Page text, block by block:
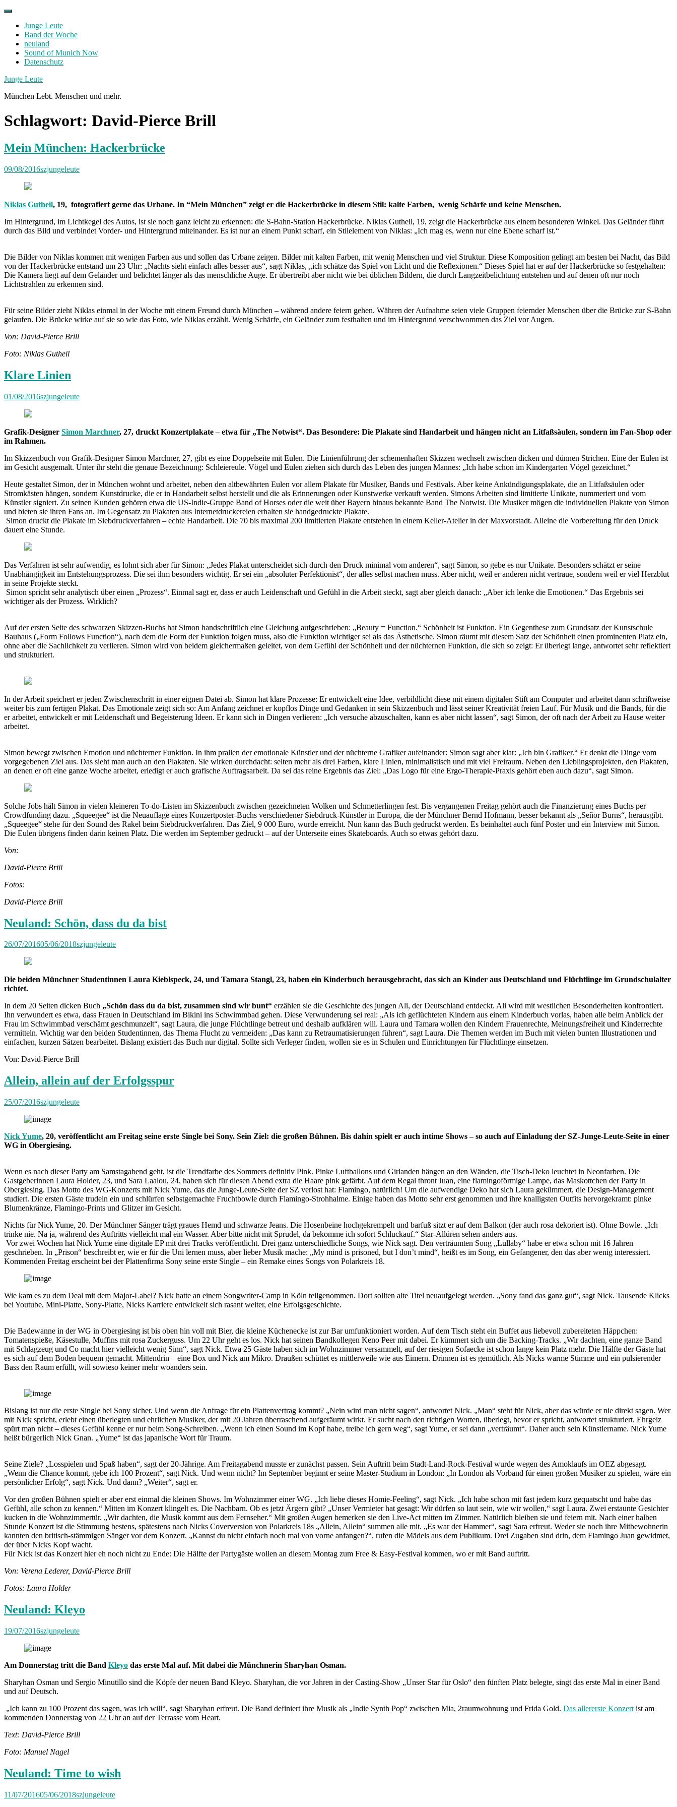
Skip
contentJunge Leute
Band der Woche
neuland
Sound of Munich Now
Datenschutz
Facebook
Twitter
Instagram
Junge Leute
München Lebt. Menschen und mehr.
Schlagwort: David-Pierce Brill
Mein München: Hackerbrücke
09/08/2016szjungeleute
Niklas Gutheil, 19, fotografiert gerne das Urbane. In “Mein München” zeigt er die Hackerbrücke in diesem Stil: kalte Farben, wenig Schärfe und keine Menschen.
Im Hintergrund, im Lichtkegel des Autos, ist sie noch ganz leicht zu erkennen: die S-Bahn-Station Hackerbrücke. Niklas Gutheil, 19, zeigt die Hackerbrücke aus einem besonderen Winkel. Das Geländer führt
durch das Bild und verbindet Vorder- und Hintergrund miteinander. Es ist nur an einem Punkt scharf, ein Stilelement von Niklas: „Ich mag es, wenn nur eine Ebene scharf ist.“
Die Bilder von Niklas kommen mit wenigen Farben aus und sollen das Urbane zeigen. Bilder mit kalten Farben, mit wenig Menschen und viel Struktur. Diese Komposition gelingt am besten bei Nacht, das Bild
von der Hackerbrücke entstand um 23 Uhr: „Nachts sieht einfach alles besser aus“, sagt Niklas, „ich schätze das Spiel von Licht und die Reflexionen.“ Dieses Spiel hat er auf der Hackerbrücke so festgehalten:
Die Kamera liegt auf dem Geländer und belichtet länger als das menschliche Auge. Er übertreibt aber nicht wie bei üblichen Bildern, die durch Langzeitbelichtung entstehen und auf denen oft nur noch
Lichtstrahlen zu erkennen sind.
Für seine Bilder zieht Niklas einmal in der Woche mit einem Freund durch München – während andere feiern gehen. Währen der Aufnahme seien viele Gruppen feiernder Menschen über die Brücke zur S-Bahn
gelaufen. Die Brücke wirke auf sie so wie das Foto, wie Niklas erzählt. Wenig Schärfe, ein Geländer zum festhalten und im Hintergrund verschwommen das Ziel vor Augen.
Von: David-Pierce Brill
Foto: Niklas Gutheil
Klare Linien
01/08/2016szjungeleute
Grafik-Designer Simon Marchner, 27, druckt Konzertplakate – etwa für „The Notwist“. Das Besondere: Die Plakate sind Handarbeit und hängen nicht an Litfaßsäulen, sondern im Fan-Shop oder
im Rahmen.
Im Skizzenbuch von Grafik-Designer Simon Marchner, 27, gibt es eine Doppelseite mit Eulen. Die Linienführung der schemenhaften Skizzen wechselt zwischen dicken und dünnen Strichen. Eine der Eulen ist
im Gesicht ausgemalt. Unter ihr steht die genaue Bezeichnung: Schleiereule. Vögel und Eulen ziehen sich durch das Leben des jungen Mannes: „Ich habe schon im Kindergarten Vögel gezeichnet.“
Heute gestaltet Simon, der in München wohnt und arbeitet, neben den altbewährten Eulen vor allem Plakate für Musiker, Bands und Festivals. Aber keine Ankündigungsplakate, die an Litfaßsäulen oder
Stromkästen hängen, sondern Kunstdrucke, die er in Handarbeit selbst herstellt und die als Erinnerungen oder Kunstwerke verkauft werden. Simons Arbeiten sind limitierte Unikate, nummeriert und vom
Künstler signiert. Zu seinen Kunden gehören etwa die US-Indie-Gruppe Band of Horses oder die weit über Bayern hinaus bekannte Band The Notwist. Die Musiker mögen die individuellen Plakate von Simon
und bieten sie ihren Fans an. Im Gegensatz zu Plakaten aus Internetdruckereien erhalten sie handgedruckte Plakate.
Simon druckt die Plakate im Siebdruckverfahren – echte Handarbeit. Die 70 bis maximal 200 limitierten Plakate entstehen in einem Keller-Atelier in der Maxvorstadt. Alleine die Vorbereitung für den Druck
dauert eine Stunde.
Das Verfahren ist sehr aufwendig, es lohnt sich aber für Simon: „Jedes Plakat unterscheidet sich durch den Druck minimal vom anderen“, sagt Simon, so gebe es nur Unikate. Besonders schätzt er seine
Unabhängigkeit im Entstehungsprozess. Die sei ihm besonders wichtig. Er sei ein „absoluter Perfektionist“, der alles selbst machen muss. Aber nicht, weil er anderen nicht vertraue, sondern weil er viel Herzblut
in seine Projekte steckt.
Simon spricht sehr analytisch über einen „Prozess“. Einmal sagt er, dass er auch Leidenschaft und Gefühl in die Arbeit steckt, sagt aber gleich danach: „Aber ich lenke die Emotionen.“ Das Ergebnis sei
wichtiger als der Prozess. Wirklich?
Auf der ersten Seite des schwarzen Skizzen-Buchs hat Simon handschriftlich eine Gleichung aufgeschrieben: „Beauty = Function.“ Schönheit ist Funktion. Ein Gegenthese zum Grundsatz der Kunstschule
Bauhaus („Form Follows Function“), nach dem die Form der Funktion folgen muss, also die Funktion wichtiger sei als das Ästhetische. Simon räumt mit diesem Satz der Schönheit einen prominenten Platz ein,
ohne aber die Sachlichkeit zu verlieren. Simon wird von beidem gleichermaßen geleitet, von dem Gefühl der Schönheit und der nüchternen Funktion, die sich so zeigt: Er überlegt lange, antwortet sehr reflektiert
und strukturiert.
In der Arbeit speichert er jeden Zwischenschritt in einer eignen Datei ab. Simon hat klare Prozesse: Er entwickelt eine Idee, verbildlicht diese mit einem digitalen Stift am Computer und arbeitet dann schriftweise
weiter bis zum fertigen Plakat. Das Emotionale zeigt sich so: Am Anfang zeichnet er kopflos Dinge und Gedanken in sein Skizzenbuch und lässt seiner Kreativität freien Lauf. Für Musik und die Bands, für die
er arbeitet, entwickelt er mit Leidenschaft und Begeisterung Ideen. Er kann sich in Dingen verlieren: „Ich versuche abzuschalten, kann es aber nicht lassen“, sagt Simon, der oft nach der Arbeit zu Hause weiter
arbeitet.
Simon bewegt zwischen Emotion und nüchterner Funktion. In ihm prallen der emotionale Künstler und der nüchterne Grafiker aufeinander: Simon sagt aber klar: „Ich bin Grafiker.“ Er denkt die Dinge vom
vorgegebenen Ziel aus. Das sieht man auch an den Plakaten. Sie wirken durchdacht: selten mehr als drei Farben, klare Linien, minimalistisch und mit viel Freiraum. Neben den Lieblingsprojekten, den Plakaten,
an denen er oft eine ganze Woche arbeitet, erledigt er auch grafische Auftragsarbeit. Da sei das reine Ergebnis das Ziel: „Das Logo für eine Ergo-Therapie-Praxis gehört eben auch dazu“, sagt Simon.
Solche Jobs hält Simon in vielen kleineren To-do-Listen im Skizzenbuch zwischen gezeichneten Wolken und Schmetterlingen fest. Bis vergangenen Freitag gehört auch die Finanzierung eines Buchs per
Crowdfunding dazu. „Squeegee“ ist die Neuauflage eines Konzertposter-Buchs verschiedener Siebdruck-Künstler in Europa, die der Münchner Bernd Hofmann, besser bekannt als „Señor Burns“, herausgibt.
„Squeegee“ stehe für den Sound des Rakel beim Siebdruckverfahren. Das Ziel, 9 000 Euro, wurde erreicht. Nun kann das Buch gedruckt werden. Es beinhaltet auch fünf Poster und ein Interview mit Simon.
Die Eulen übrigens finden darin keinen Platz. Die werden im September gedruckt – auf der Unterseite eines Skateboards. Auch so etwas gehört dazu.
Von:
David-Pierce Brill
Fotos:
David-Pierce Brill
Neuland: Schön, dass du da bist
26/07/201605/06/2018szjungeleute
Die beiden Münchner Studentinnen Laura Kieblspeck, 24, und Tamara Stangl, 23, haben ein Kinderbuch herausgebracht, das sich an Kinder aus Deutschland und Flüchtlinge im Grundschulalter
richtet.
In dem 20 Seiten dicken Buch „Schön dass du da bist, zusammen sind wir bunt“ erzählen sie die Geschichte des jungen Ali, der Deutschland entdeckt. Ali wird mit westlichen Besonderheiten konfrontiert.
Ihn verwundert es etwa, dass Frauen in Deutschland im Bikini ins Schwimmbad gehen. Diese Verwunderung sei real: „Als ich geflüchteten Kindern aus einem Kinderbuch vorlas, haben alle beim Anblick der
Frau im Schwimmbad verschämt geschmunzelt“, sagt Laura, die junge Flüchtlinge betreut und deshalb aufklären will. Laura und Tamara wollen den Kindern Frauenrechte, Meinungsfreiheit und Kinderrechte
vermitteln. Wichtig war den beiden Studentinnen, das Thema Flucht zu vermeiden: „Das kann zu Retraumatisierungen führen“, sagt Laura. Die Themen werden im Buch mit vielen bunten Illustrationen und
einfachen, kurzen Sätzen bearbeitet. Bislang existiert das Buch nur digital. Sollte sich Verleger finden, wollen sie es in Schulen und Einrichtungen für Flüchtlinge einsetzen.
Von: David-Pierce Brill
Allein, allein auf der Erfolgsspur
25/07/2016szjungeleute
Nick Yume, 20, veröffentlicht am Freitag seine erste Single bei Sony. Sein Ziel: die großen Bühnen. Bis dahin spielt er auch intime Shows – so auch auf Einladung der SZ-Junge-Leute-Seite in einer
WG in Obergiesing.
Wenn es nach dieser Party am Samstagabend geht, ist die Trendfarbe des Sommers definitiv Pink. Pinke Luftballons und Girlanden hängen an den Wänden, die Tisch-Deko leuchtet in Neonfarben. Die
Gastgeberinnen Laura Holder, 23, und Sara Laalou, 24, haben sich für diesen Abend extra die Haare pink gefärbt. Auf dem Regal thront Juan, eine flamingoförmige Lampe, das Maskottchen der Party in
Obergiesing. Das Motto des WG-Konzerts mit Nick Yume, das die Junge-Leute-Seite der SZ verlost hat: Flamingo, natürlich! Um die aufwendige Deko hat sich Laura gekümmert, die Design-Management
studiert. Die ersten Gäste trudeln ein und schlürfen selbstgemachte Fruchtbowle durch Flamingo-Strohhalme. Einige haben das Motto sehr erst genommen und ihre knalligsten Outfits hervorgekramt: pinke
Blumenkränze, Flamingo-Prints und Glitzer im Gesicht.
Nichts für Nick Yume, 20. Der Münchner Sänger trägt graues Hemd und schwarze Jeans. Die Hosenbeine hochgekrempelt und barfuß sitzt er auf dem Balkon (der auch rosa dekoriert ist). Ohne Bowle. „Ich
trinke nie. Na ja, während des Auftritts vielleicht mal ein Wasser. Aber bitte nicht mit Sprudel, da bekomme ich sofort Schluckauf.“ Star-Allüren sehen anders aus.
Vor zwei Wochen hat Nick Yume eine digitale EP mit drei Tracks veröffentlicht. Drei ganz unterschiedliche Songs, wie Nick sagt. Den verträumten Song „Lullaby“ habe er etwa schon mit 16 Jahren
geschrieben. In „Prison“ beschreibt er, wie er für die Uni lernen muss, aber lieber Musik mache: „My mind is prisoned, but I don’t mind“, heißt es im Song, ein Gefangener, den das aber wenig interessiert.
Kommenden Freitag erscheint bei der Plattenfirma Sony seine erste Single – ein Remake eines Songs von Polarkreis 18.
Wie kam es zu dem Deal mit dem Major-Label? Nick hatte an einem Songwriter-Camp in Köln teilgenommen. Dort sollten alte Titel neuaufgelegt werden. „Sony fand das ganz gut“, sagt Nick. Tausende Klicks
bei Youtube, Mini-Platte, Sony-Platte, Nicks Karriere entwickelt sich rasant weiter, eine Erfolgsgeschichte.
Die Badewanne in der WG in Obergiesing ist bis oben hin voll mit Bier, die kleine Küchenecke ist zur Bar umfunktioniert worden. Auf dem Tisch steht ein Buffet aus liebevoll zubereiteten Häppchen:
Tomatenspieße, Käsestulle, Muffins mit rosa Zuckerguss. Um 22 Uhr geht es los. Nick hat seinen Bandkollegen Keno Peer mit dabei. Er kümmert sich um die Backing-Tracks. „Wir dachten, eine ganze Band
mit Schlagzeug und Co macht hier vielleicht wenig Sinn“, sagt Nick. Etwa 25 Gäste haben sich im Wohnzimmer versammelt, auf der riesigen Sofaecke ist schon lange kein Platz mehr. Die Hälfte der Gäste hat
es sich auf dem Boden bequem gemacht. Mittendrin – eine Box und Nick am Mikro. Draußen schüttet es mittlerweile wie aus Eimern. Drinnen ist es gemütlich. Als Nicks warme Stimme und ein pulsierender
Bass den Raum erfüllt, will sowieso keiner mehr woanders sein.
Bislang ist nur die erste Single bei Sony sicher. Und wenn die Anfrage für ein Plattenvertrag kommt? „Nein wird man nicht sagen“, antwortet Nick. „Man“ steht für Nick, aber das würde er nie direkt sagen. Wer
mit Nick spricht, erlebt einen überlegten und ehrlichen Musiker, der mit 20 Jahren überraschend aufgeräumt wirkt. Er sucht nach den richtigen Worten, überlegt, bevor er spricht, antwortet strukturiert. Ehrgeiz
spürt man nicht – dieses Gefühl kenne er nur beim Song-Schreiben. „Wenn ich einen Sound im Kopf habe, treibe ich gern weg“, sagt Yume, er sei dann „verträumt“. Daher auch sein Künstlername. Nick Yume
heißt bürgerlich Nick Gnan. „Yume“ ist das japanische Wort für Traum.
Seine Ziele? „Losspielen und Spaß haben“, sagt der 20-Jährige. Am Freitagabend musste er zunächst passen. Sein Auftritt beim Stadt-Land-Rock-Festival wurde wegen des Amoklaufs im OEZ abgesagt.
„Wenn die Chance kommt, gebe ich 100 Prozent“, sagt Nick. Und wenn nicht? Im September beginnt er seine Master-Studium in London: „In London als Vorband für einen großen Musiker zu spielen, wäre ein
persönlicher Erfolg“, sagt Nick. Und dann? „Weiter“, sagt er.
Vor den großen Bühnen spielt er aber erst einmal die kleinen Shows. Im Wohnzimmer einer WG. „Ich liebe dieses Homie-Feeling“, sagt Nick. „Ich habe schon mit fast jedem kurz gequatscht und habe das
Gefühl, alle schon zu kennen.“ Mitten im Konzert klingelt es. Die Nachbarn. Ob es jetzt Ärgern gibt? „Unser Vermieter hat gesagt: Wir dürfen so laut sein, wie wir wollen,“ sagt Laura. Zwei erstaunte Gesichter
kucken in die Wohnzimmertür. „Wir dachten, die Musik kommt aus dem Fernseher.“ Mit großen Augen bemerken sie den Live-Act mitten im Zimmer. Natürlich bleiben sie und feiern mit. Nach einer halben
Stunde Konzert ist die Stimmung bestens, spätestens nach Nicks Coverversion von Polarkreis 18s „Allein, Allein“ summen alle mit. „Es war der Hammer“, sagt Sara erfreut. Weder sie noch ihre Mitbewohnerin
kannten den britisch-stämmigen Sänger vor dem Konzert. „Kannst du nicht einfach noch mal von vorne anfangen?“, rufen die Mädels aus dem Publikum. Drei Zugaben sind drin, dem Flamingo Juan gewidmet,
der über Nicks Kopf wacht.
Für Nick ist das Konzert hier eh noch nicht zu Ende: Die Hälfte der Partygäste wollen an diesem Montag zum Free & Easy-Festival kommen, wo er mit Band auftritt.
Von: Verena Lederer, David-Pierce Brill
Fotos: Laura Holder
Neuland: Kleyo
19/07/2016szjungeleute
Am Donnerstag tritt die Band Kleyo das erste Mal auf. Mit dabei die Münchnerin Sharyhan Osman.
Sharyhan Osman und Sergio Minutillo sind die Köpfe der neuen Band Kleyo. Sharyhan, die vor Jahren in der Casting-Show „Unser Star für Oslo“ den fünften Platz belegte, singt das erste Mal in einer Band
und auf Deutsch.
„Ich kann zu 100 Prozent das sagen, was ich will“, sagt Sharyhan erfreut. Die Band definiert ihre Musik als „Indie Synth Pop“ zwischen Mia, 2raumwohnung und Frida Gold. Das allererste Konzert ist am
kommenden Donnerstag von 22 Uhr an auf der Terrasse vom Heart.
Text: David-Pierce Brill
Foto: Manuel Nagel
Neuland: Time to wish
11/07/201605/06/2018szjungeleute